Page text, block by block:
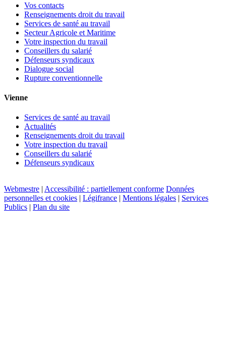
Vos contacts
Renseignements droit du travail
Services de santé au travail
Secteur Agricole et Maritime
Votre inspection du travail
Conseillers du salarié
Défenseurs syndicaux
Dialogue social
Rupture conventionnelle
Vienne
Services de santé au travail
Actualités
Renseignements droit du travail
Votre inspection du travail
Conseillers du salarié
Défenseurs syndicaux
Webmestre | Accessibilité : partiellement conforme Données
personnelles et cookies | Légifrance | Mentions légales | Services
Publics | Plan du site